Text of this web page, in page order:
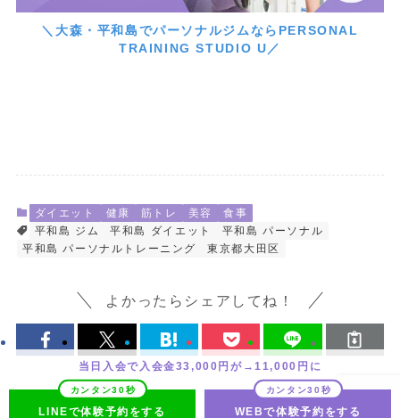
＼大森・平和島でパーソナルジムならPERSONAL
TRAINING STUDIO U／
ダイエット 健康 筋トレ 美容
食事
平和島 ジム
平和島 ダイエット
平和島 パーソナル
平和島 パーソナルトレーニング
東京都大田区
よかったらシェアしてね！
当日入会で入会金33,000円が→11,000円に
LINEで体験予約をする WEBで体験予約をする